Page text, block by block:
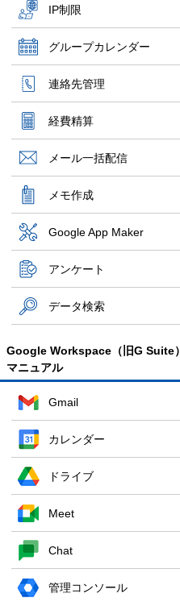
IP制限
グループカレンダー
連絡先管理
経費精算
メール一括配信
メモ作成
Google App Maker
アンケート
データ検索
Google Workspace（旧G Suite）
マニュアル
Gmail
カレンダー
ドライブ
Meet
Chat
管理コンソール